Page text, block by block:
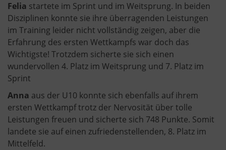
Felia startete im Sprint und im Weitsprung. In beiden
Disziplinen konnte sie ihre überragenden Leistungen
im Training leider nicht vollständig zeigen, aber die
Erfahrung des ersten Wettkampfs war doch das
Wichtigste! Trotzdem sicherte sie sich einen
wundervollen 4. Platz im Weitsprung und 7. Platz im
Sprint
Anna aus der U10 konnte sich ebenfalls auf ihrem
ersten Wettkampf trotz der Nervosität über tolle
Leistungen freuen und sicherte sich 748 Punkte. Somit
landete sie auf einen zufriedenstellenden, 8. Platz im
Mittelfeld.